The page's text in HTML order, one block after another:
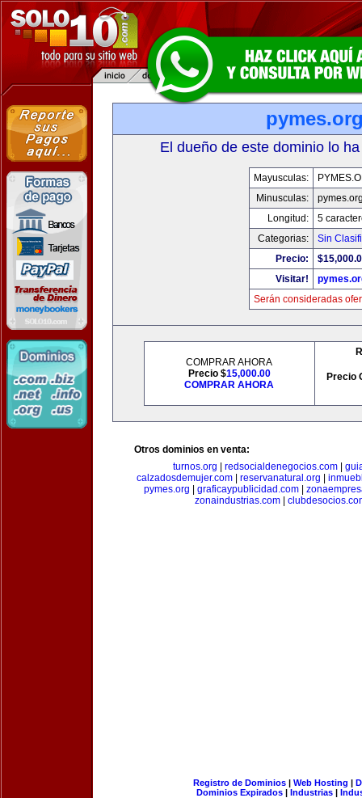
El dueño de este dominio lo
Mayusculas:
Minusculas:
Longitud:
5
Categorias:
Sin
Precio:
Visitar!
Serán consideradas
COMPRAR AHORA
Precio $15,000.00
COMPRAR AHORA
Precio
Otros dominios en venta:
turnos.org
redsocialdenegocios.com|
calzadosdemujer.com
reservanatural.org
pymes.org
graficaypublicidad.com
zonaindustrias.com|
Registro de Dominios| Web Hosting |
Dominios Expirados | Industrias |